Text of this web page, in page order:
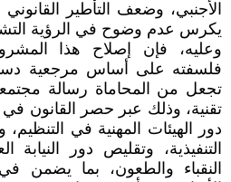
الأجنبي، وضعف التأطير
يكرس عدم وضوح في الرؤية
وعليه، فإن إصلاح هذا
فلسفته على أساس مرجعية
تجعل من المحاماة رسالة
تقنية، وذلك عبر حصر القانون في
دور الهيئات المهنية في
التنفيذية، وتقليص دور
النقباء والطعون، بما يضمن في